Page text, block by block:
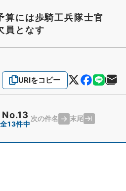
算には歩騎工兵隊士官
員となす
URIをコピー
No.13
全13件中
次の件名 末尾